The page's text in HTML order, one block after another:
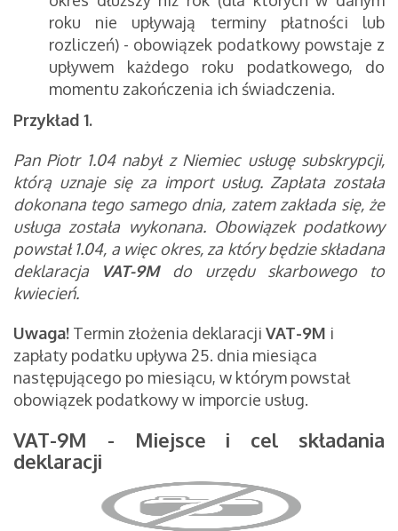
roku nie upływają terminy płatności lub
rozliczeń) - obowiązek podatkowy powstaje z
upływem każdego roku podatkowego, do
momentu zakończenia ich świadczenia.
Przykład 1.
Pan Piotr 1.04 nabył z Niemiec usługę subskrypcji,
którą uznaje się za import usług. Zapłata została
dokonana tego samego dnia, zatem zakłada się, że
usługa została wykonana. Obowiązek podatkowy
powstał 1.04, a więc okres, za który będzie składana
deklaracja
VAT-9M do urzędu skarbowego to
kwiecień.
Uwaga! Termin złożenia deklaracji VAT-9M i
zapłaty podatku upływa 25. dnia miesiąca
następującego po miesiącu, w którym powstał
obowiązek podatkowy w imporcie usług.
VAT-9M - Miejsce i cel składania
deklaracji